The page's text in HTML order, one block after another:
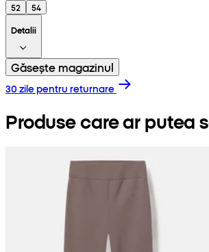
52
54
Detalii
Găsește magazinul
30 zile pentru returnare
Produse care ar putea